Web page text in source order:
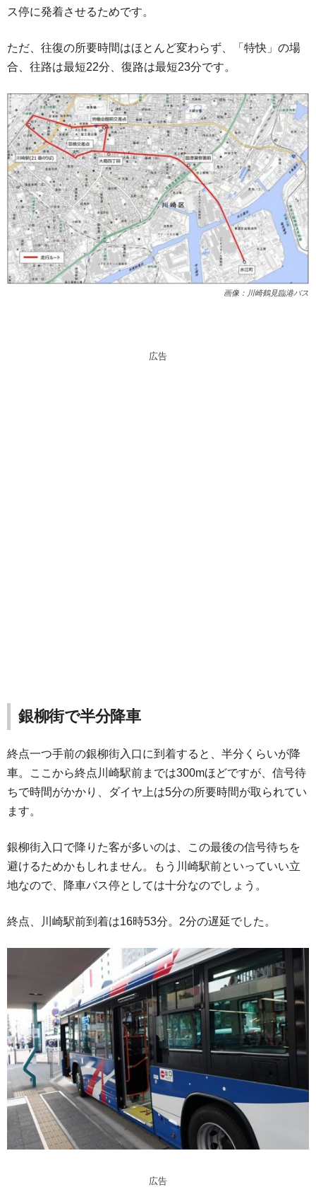
ス停に発着させるためです。
ただ、往復の所要時間はほとんど変わらず、「特快」の場
合、往路は最短22分、復路は最短23分です。
画像：川崎鶴見臨港バス
広告
銀柳街で半分降車
終点一つ手前の銀柳街入口に到着すると、半分くらいが降
車。ここから終点川崎駅前までは300mほどですが、信号待
ちで時間がかかり、ダイヤ上は5分の所要時間が取られてい
ます。
銀柳街入口で降りた客が多いのは、この最後の信号待ちを
避けるためかもしれません。もう川崎駅前といっていい立
地なので、降車バス停としては十分なのでしょう。
終点、川崎駅前到着は16時53分。2分の遅延でした。
広告